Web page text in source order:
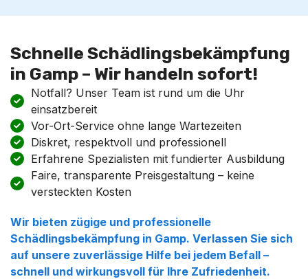
Schnelle Schädlingsbekämpfung
in Gamp – Wir handeln sofort!
Notfall? Unser Team ist rund um die Uhr
einsatzbereit
Vor-Ort-Service ohne lange Wartezeiten
Diskret, respektvoll und professionell
Erfahrene Spezialisten mit fundierter Ausbildung
Faire, transparente Preisgestaltung – keine
versteckten Kosten
Wir bieten zügige und professionelle
Schädlingsbekämpfung in Gamp. Verlassen Sie sich
auf unsere zuverlässige Hilfe bei jedem Befall –
schnell und wirkungsvoll für Ihre Zufriedenheit.